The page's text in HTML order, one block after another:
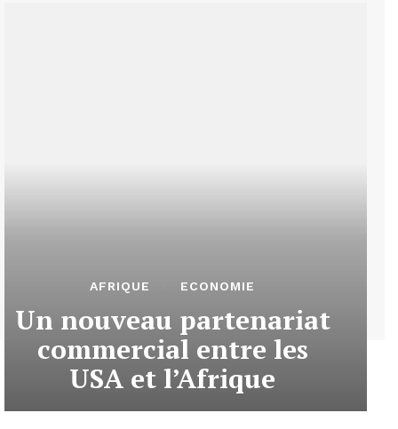
AFRIQUE ECONOMIE
Un nouveau partenariat
commercial entre les
USA et l’Afrique